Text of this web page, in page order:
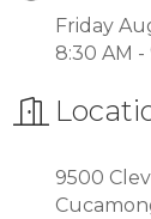
Friday
8:30 AM -
9500